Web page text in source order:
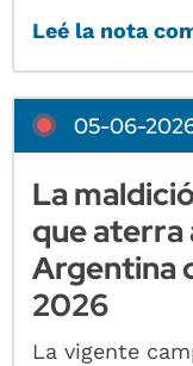
Leé la nota
05-06-
La
que aterra
Argentina
2026
La vigente